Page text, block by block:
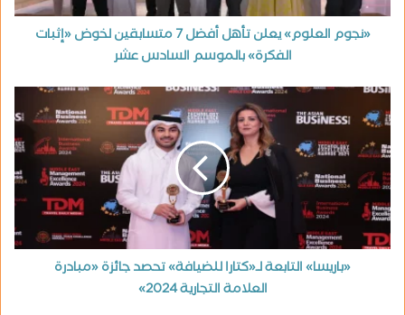
«نجوم العلوم» يعلن تأهل أفضل 7 متسابقين لخوض «إثبات
الفكرة» بالموسم السادس عشر
«باريسا» التابعة لـ«كتارا للضيافة» تحصد جائزة «مبادرة
العلامة التجارية 2024»